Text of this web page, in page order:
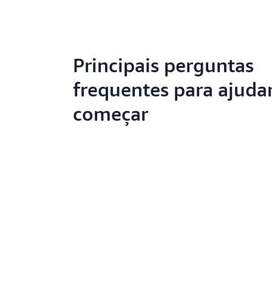
Principais perguntas
frequentes para
começar